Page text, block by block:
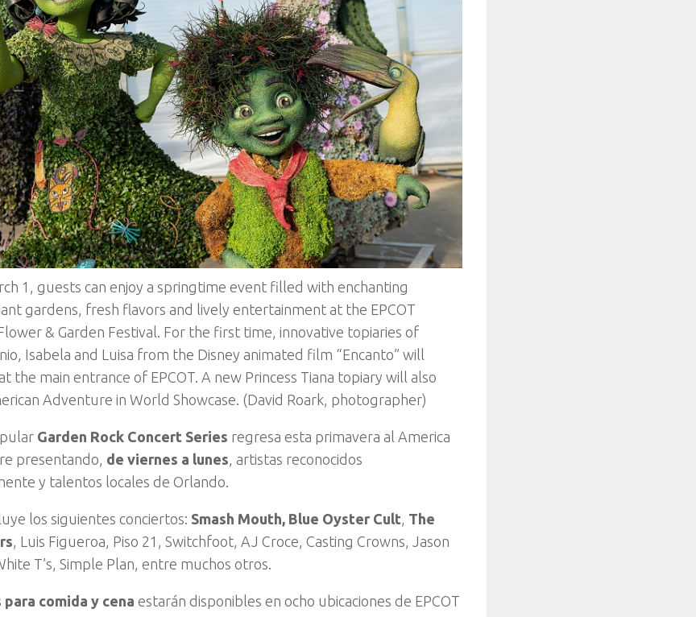
1, guests can enjoy a springtime event filled with enchanting
gardens, fresh flavors and lively entertainment at the EPCOT
& Garden Festival. For the first time, innovative topiaries of
Isabela and Luisa from the Disney animated film “Encanto” will
the main entrance of EPCOT. A new Princess Tiana topiary will also
Adventure in World Showcase. (David Roark, photographer)
Garden Rock Concert Series regresa esta primavera al America
presentando, de viernes a lunes, artistas reconocidos
y talentos locales de Orlando.
los siguientes conciertos: Smash Mouth, Blue Oyster Cult, The
, Luis Figueroa, Piso 21, Switchfoot, AJ Croce, Casting Crowns, Jason
T’s, Simple Plan, entre muchos otros.
comida y cena estarán disponibles en ocho ubicaciones de EPCOT